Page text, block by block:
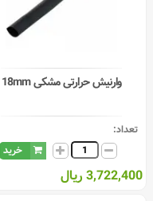
وارنیش حرارتی مشکی 18mm
تعداد:
خرید
3,722,400 ریال